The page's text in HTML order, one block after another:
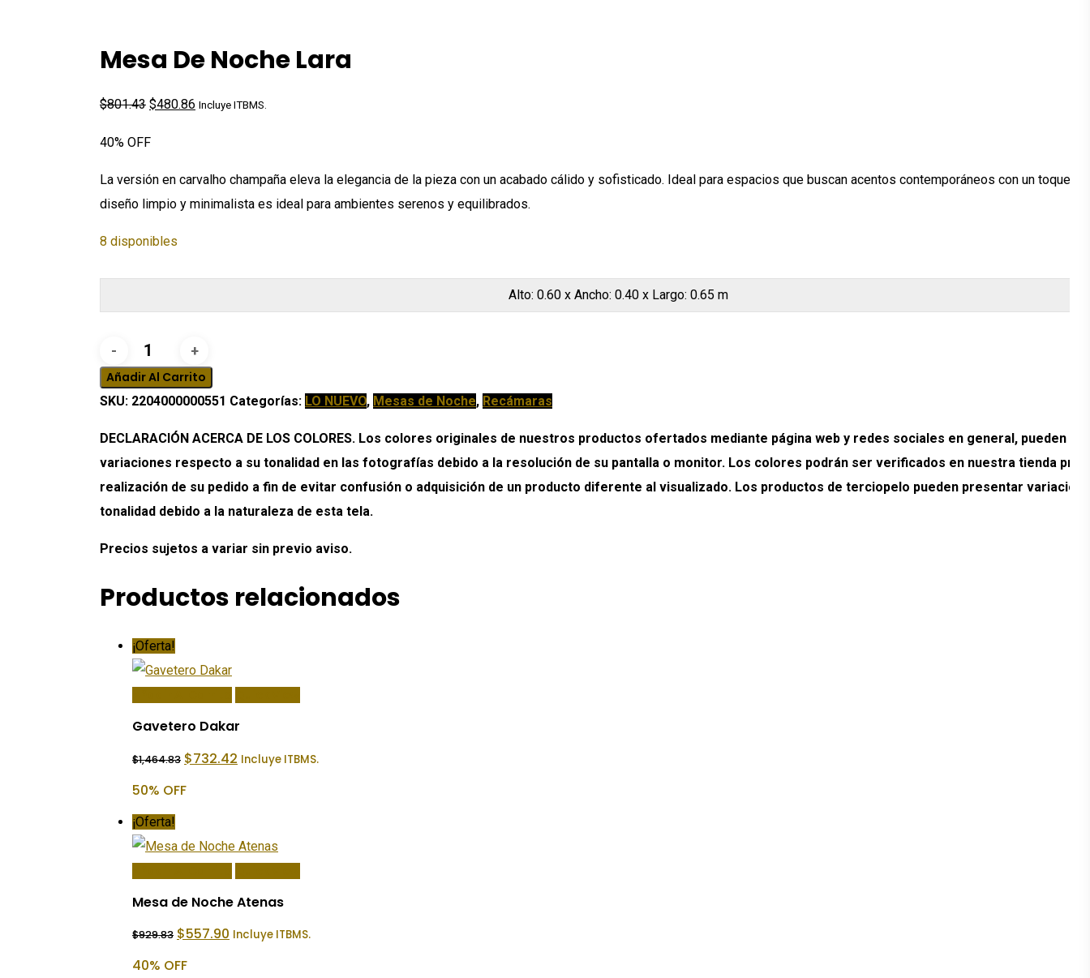
Mesa De Noche Lara
$801.43 El
era:
$801.43.
$480.86 El
es:
$480.86.
Incluye ITBMS.
40% OFF
La versión en carvalho champaña eleva la elegancia de la pieza con un acabado cálido y sofisticado. Ideal para espacios que buscan acentos contemporáneos con un toque
diseño limpio y minimalista es ideal para ambientes serenos y equilibrados.
8 disponibles
Alto: 0.60 x Ancho: 0.40 x Largo: 0.65 m
Mesa
de
Noche
cantidad
Añadir Al Carrito
SKU: 2204000000551 Categorías: LO NUEVO, Mesas de Noche, Recámaras
DECLARACIÓN ACERCA DE LOS COLORES. Los colores originales de nuestros productos ofertados mediante página web y redes sociales en general, pueden
variaciones respecto a su tonalidad en las fotografías debido a la resolución de su pantalla o monitor. Los colores podrán ser verificados en nuestra tienda
realización de su pedido a fin de evitar confusión o adquisición de un producto diferente al visualizado. Los productos de terciopelo pueden presentar
tonalidad debido a la naturaleza de esta tela.
Precios sujetos a variar sin previo aviso.
Productos relacionados
¡Oferta!
Gavetero Dakar
$1,464.83 El
precio
era:
$732.42 El
precio
Incluye ITBMS.
50% OFF
¡Oferta!
Mesa de Noche Atenas
$929.83 El
precio
era:
$557.90 El
precio
Incluye ITBMS.
40% OFF